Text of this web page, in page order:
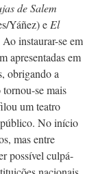
de Salem
Yáñez) e El
instaurar-se em
apresentadas em
obrigando a
se mais
um teatro
público. No início
mas entre
possível culpá-